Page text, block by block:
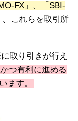
FX」、「SBI-
これらを取引所
取り引きが行え
つ有利に進める
ます。